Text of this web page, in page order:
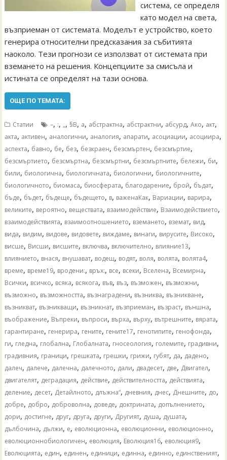
система, се определя
като модел на света,
възприеман от системата. Моделът е устройство, което
генерира относителни предсказания за събитията
наоколо. Тези прогнози се използват от системата при
вземането на решения. Концепциите за смисъла и
истината се определят на тази основа.
ОЩЕ ПО ТЕМАТА:
Статии –, :, „, §В, а, абстрактна, абстрактни, абсурд,Ако, акт,
акта, активен, аналогични, аналогия, апарати, асоциации, асоциира,
аспекта, бавно, бе, без, безкраен, безсмъртен, безсмъртие,
безсмъртието, безсмъртна, безсмъртни, безсмъртните, бележи, би,
били, биологична, биологичната, биологични, биологичните,
биологичното, биомаса, биосферата, благодарение, брой, бъдат,
бъде, бъдет, бъдеще, бъдещето, в, важенаКак, Вариации, варира,
великите, вероятно, веществата, взаимодействие, Взаимодействието,
взаимодействията, взаимоотношението, вземането, вземат, вид,
вида, видим, видове, видовете, виждаме, винаги, вирусите, Високо,
висше, Висши, висшите, включва, включително, влияние13,
влиянието, внася, внушават, водещ, водят, воля, волята, волята4,
време, време19, вродени:, връх:, все, всеки, Вселена, Всемирна,
Всички, всичко, всяка, всякога, във, въз, възможен, възможни,
възможно, възможността, възнаградени, възниква, възникване,
възникват, възникващи, възникнат, възприеман, възраст, външна,
въображение, Въпреки, въпроси, върха, върху, вътрешните, вярата,
гарантиране, генерира, гените, гените17, генотипите, генофонда,
ги, гледна, глобална, Глобалната, гносеология, големите, градивни,
градивния, граници, грешката, грешки, грижи, губят, да, дадено,
далеч, далече, далечна, далечното, дали, двадесет, две, Двигател,
двигателят, деградация, действие, действителността, действията,
деление, десет, Детайлното, длъжна“, дневния, днес, Днешните, до,
добре, добро, доброволна, доведе, доктрината, допълнението,
дори, достигне, друг, друга, други, Другият, душа, душата,
дълбочина, дължи, е, еволюционна, еволюционни, еволюционно,
еволюционнобиологичен, еволюция, Еволюция16, еволюция9,
Еволюцията, един, единен, единици, единна, единно, единственият,